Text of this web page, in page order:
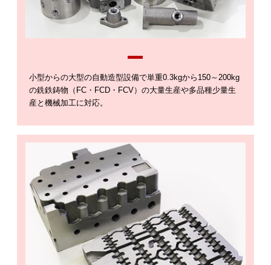
小型からの大型の自動造型設備で単重0.3kgから150～200kg
の銑鉄鋳物（FC・FCD・FCV）の大量生産や多品種少量生
産と機械加工に対応。